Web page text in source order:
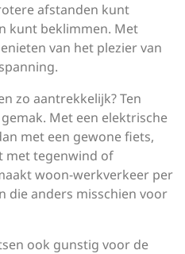
afstanden kunt
kunt beklimmen. Met
van het plezier van
zo aantrekkelijk? Ten
Met een elektrische
met een gewone fiets,
met tegenwind of
woon-werkverkeer per
die anders misschien voor
ook gunstig voor de